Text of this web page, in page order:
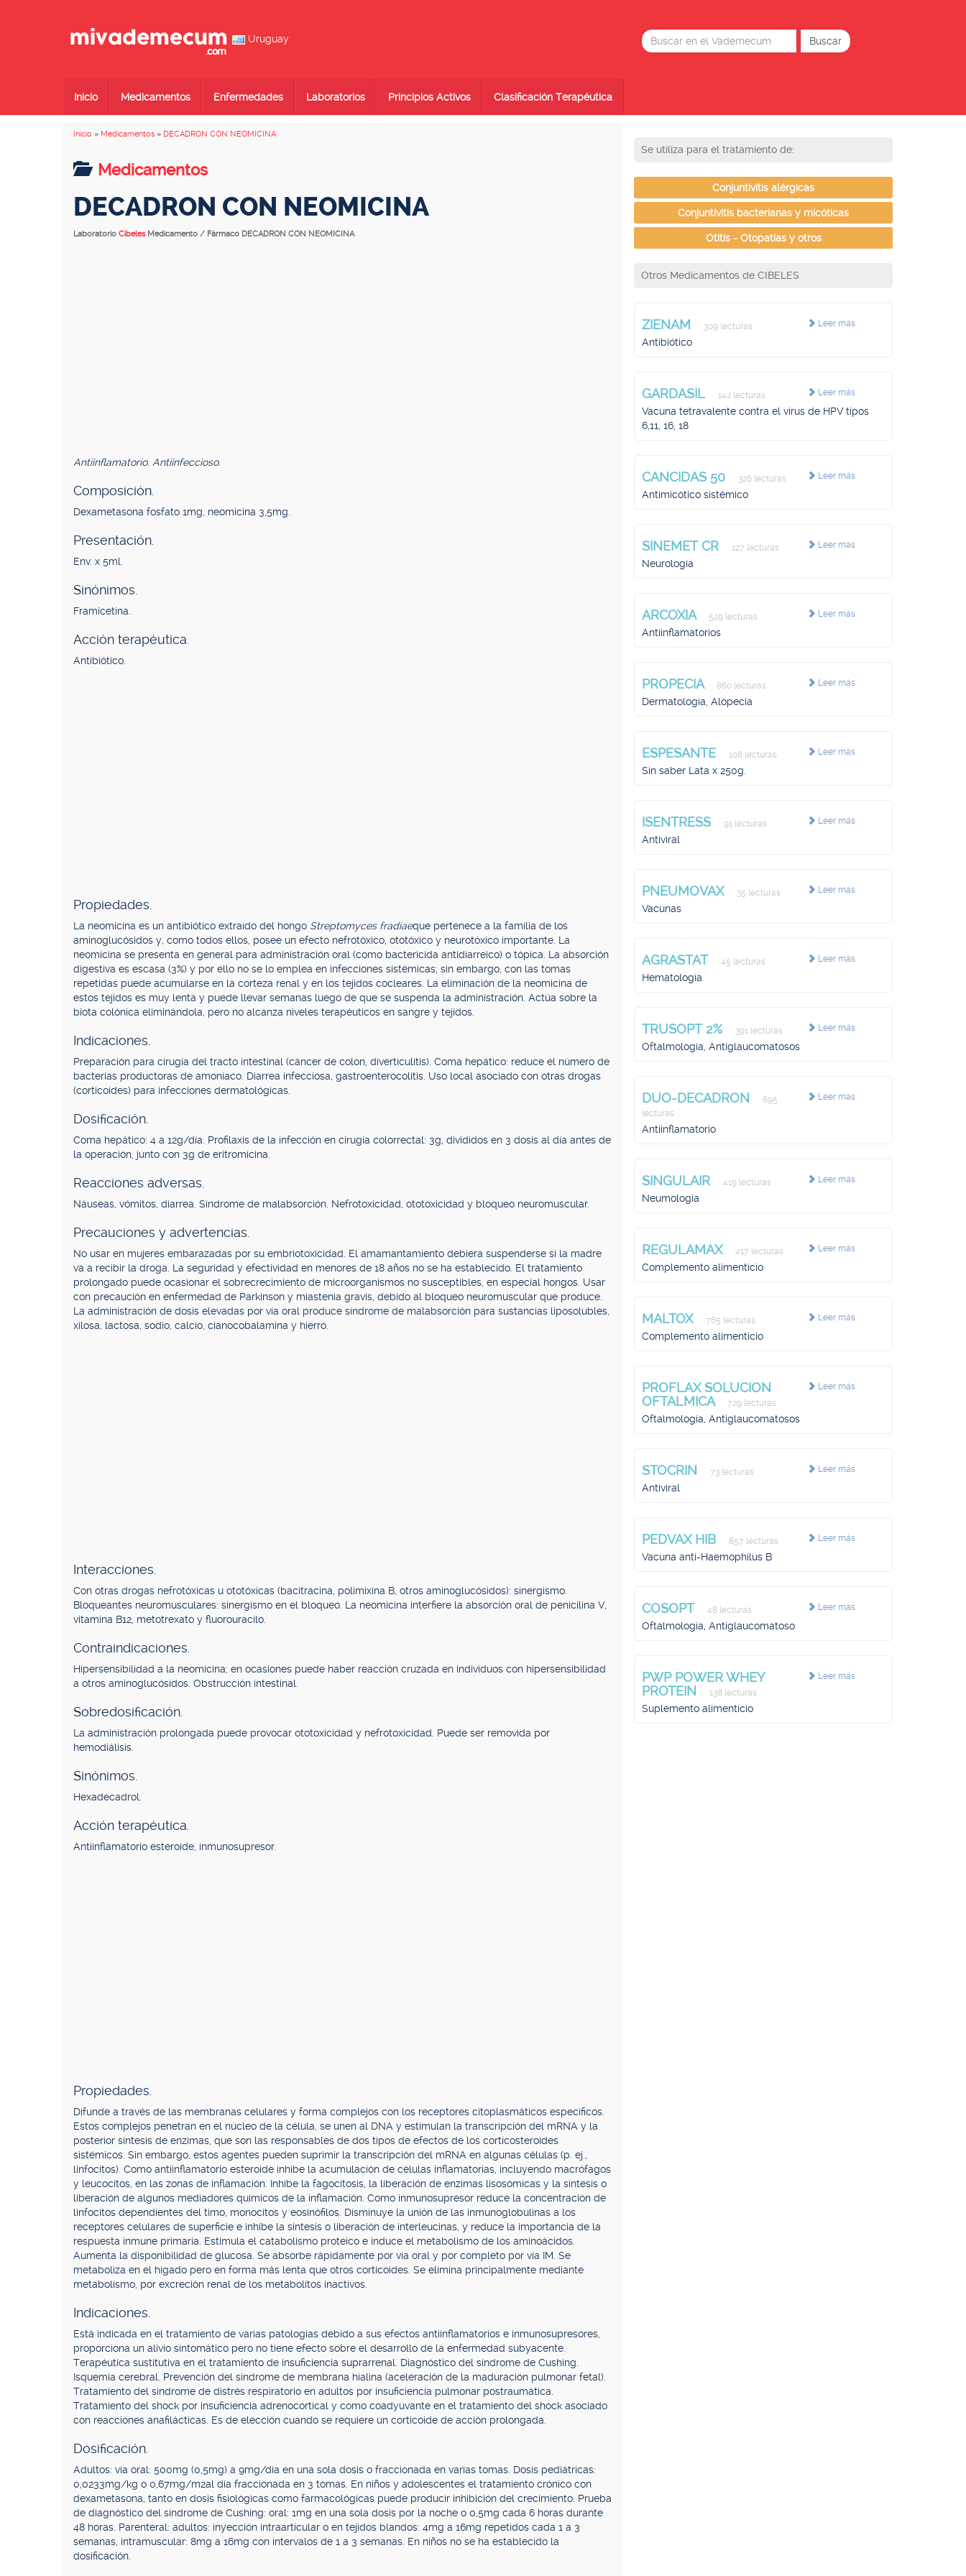
Uruguay
Inicio Medicamentos Enfermedades Laboratorios Principios Activos Clasificación Terapéutica
Inicio » Medicamentos » DECADRON CON NEOMICINA
Medicamentos
DECADRON CON NEOMICINA
Laboratorio Cibeles Medicamento / Fármaco DECADRON CON NEOMICINA
Antiinflamatorio. Antiinfeccioso.
Composición.
Dexametasona fosfato 1mg, neomicina 3,5mg.
Presentación.
Env. x 5ml.
Sinónimos.
Framicetina.
Acción terapéutica.
Antibiótico.
Propiedades.
La neomicina es un antibiótico extraído del hongo Streptomyces fradiaeque pertenece a la familia de los
aminoglucósidos y, como todos ellos, posee un efecto nefrotóxico, ototóxico y neurotóxico importante. La
neomicina se presenta en general para administración oral (como bactericida antidiarreico) o tópica. La absorción
digestiva es escasa (3%) y por ello no se lo emplea en infecciones sistémicas; sin embargo, con las tomas
repetidas puede acumularse en la corteza renal y en los tejidos cocleares. La eliminación de la neomicina de
estos tejidos es muy lenta y puede llevar semanas luego de que se suspenda la administración. Actúa sobre la
biota colónica eliminándola, pero no alcanza niveles terapéuticos en sangre y tejidos.
Indicaciones.
Preparación para cirugía del tracto intestinal (cáncer de colon, diverticulitis). Coma hepático: reduce el número de
bacterias productoras de amoníaco. Diarrea infecciosa, gastroenterocolitis. Uso local asociado con otras drogas
(corticoides) para infecciones dermatológicas.
Dosificación.
Coma hepático: 4 a 12g/día. Profilaxis de la infección en cirugía colorrectal: 3g, divididos en 3 dosis al día antes de
la operación, junto con 3g de eritromicina.
Reacciones adversas.
Náuseas, vómitos, diarrea. Síndrome de malabsorción. Nefrotoxicidad, ototoxicidad y bloqueo neuromuscular.
Precauciones y advertencias.
No usar en mujeres embarazadas por su embriotoxicidad. El amamantamiento debiera suspenderse si la madre
va a recibir la droga. La seguridad y efectividad en menores de 18 años no se ha establecido. El tratamiento
prolongado puede ocasionar el sobrecrecimiento de microorganismos no susceptibles, en especial hongos. Usar
con precaución en enfermedad de Parkinson y miastenia gravis, debido al bloqueo neuromuscular que produce.
La administración de dosis elevadas por vía oral produce síndrome de malabsorción para sustancias liposolubles,
xilosa, lactosa, sodio, calcio, cianocobalamina y hierro.
Interacciones.
Con otras drogas nefrotóxicas u ototóxicas (bacitracina, polimixina B, otros aminoglucósidos): sinergismo.
Bloqueantes neuromusculares: sinergismo en el bloqueo. La neomicina interfiere la absorción oral de penicilina V,
vitamina B12, metotrexato y fluorouracilo.
Contraindicaciones.
Hipersensibilidad a la neomicina; en ocasiones puede haber reacción cruzada en individuos con hipersensibilidad
a otros aminoglucósidos. Obstrucción intestinal.
Sobredosificación.
La administración prolongada puede provocar ototoxicidad y nefrotoxicidad. Puede ser removida por
hemodiálisis.
Sinónimos.
Hexadecadrol.
Acción terapéutica.
Antiinflamatorio esteroide, inmunosupresor.
Propiedades.
Difunde a través de las membranas celulares y forma complejos con los receptores citoplasmáticos específicos.
Estos complejos penetran en el núcleo de la célula, se unen al DNA y estimulan la transcripción del mRNA y la
posterior síntesis de enzimas, que son las responsables de dos tipos de efectos de los corticosteroides
sistémicos. Sin embargo, estos agentes pueden suprimir la transcripción del mRNA en algunas células (p. ej.,
linfocitos). Como antiinflamatorio esteroide inhibe la acumulación de células inflamatorias, incluyendo macrófagos
y leucocitos, en las zonas de inflamación. Inhibe la fagocitosis, la liberación de enzimas lisosómicas y la síntesis o
liberación de algunos mediadores químicos de la inflamación. Como inmunosupresor reduce la concentración de
linfocitos dependientes del timo, monocitos y eosinófilos. Disminuye la unión de las inmunoglobulinas a los
receptores celulares de superficie e inhibe la síntesis o liberación de interleucinas, y reduce la importancia de la
respuesta inmune primaria. Estimula el catabolismo proteico e induce el metabolismo de los aminoácidos.
Aumenta la disponibilidad de glucosa. Se absorbe rápidamente por vía oral y por completo por vía IM. Se
metaboliza en el hígado pero en forma más lenta que otros corticoides. Se elimina principalmente mediante
metabolismo, por excreción renal de los metabolitos inactivos.
Indicaciones.
Está indicada en el tratamiento de varias patologías debido a sus efectos antiinflamatorios e inmunosupresores,
proporciona un alivio sintomático pero no tiene efecto sobre el desarrollo de la enfermedad subyacente.
Terapéutica sustitutiva en el tratamiento de insuficiencia suprarrenal. Diagnóstico del síndrome de Cushing.
Isquemia cerebral. Prevención del síndrome de membrana hialina (aceleración de la maduración pulmonar fetal).
Tratamiento del síndrome de distrés respiratorio en adultos por insuficiencia pulmonar postraumática.
Tratamiento del shock por insuficiencia adrenocortical y como coadyuvante en el tratamiento del shock asociado
con reacciones anafilácticas. Es de elección cuando se requiere un corticoide de acción prolongada.
Dosificación.
Adultos: vía oral: 500mg (0,5mg) a 9mg/día en una sola dosis o fraccionada en varias tomas. Dosis pediátricas:
0,0233mg/kg o 0,67mg/m2al día fraccionada en 3 tomas. En niños y adolescentes el tratamiento crónico con
dexametasona, tanto en dosis fisiológicas como farmacológicas puede producir inhibición del crecimiento. Prueba
de diagnóstico del síndrome de Cushing: oral: 1mg en una sola dosis por la noche o 0,5mg cada 6 horas durante
48 horas. Parenteral: adultos: inyección intraarticular o en tejidos blandos: 4mg a 16mg repetidos cada 1 a 3
semanas, intramuscular: 8mg a 16mg con intervalos de 1 a 3 semanas. En niños no se ha establecido la
dosificación.
Se utiliza para el tratamiento de:
Conjuntivitis alérgicas
Conjuntivitis bacterianas y micóticas
Otitis - Otopatías y otros
Otros Medicamentos de CIBELES
Leer más
ZIENAM 309 lecturas
Antibiótico
Leer más
GARDASIL 142 lecturas
Vacuna tetravalente contra el virus de HPV tipos
6,11, 16, 18
Leer más
CANCIDAS 50 326 lecturas
Antimicótico sistémico
Leer más
SINEMET CR 127 lecturas
Neurología
Leer más
ARCOXIA 529 lecturas
Antiinflamatorios
Leer más
PROPECIA 860 lecturas
Dermatología, Alopecia
Leer más
ESPESANTE 106 lecturas
Sin saber Lata x 250g.
Leer más
ISENTRESS 91 lecturas
Antiviral
Leer más
PNEUMOVAX 35 lecturas
Vacunas
Leer más
AGRASTAT 45 lecturas
Hematología
Leer más
TRUSOPT 2% 391 lecturas
Oftalmología, Antiglaucomatosos
Leer más
DUO-DECADRON
695
lecturas
Antiinflamatorio
Leer más
SINGULAIR 419 lecturas
Neumología
Leer más
REGULAMAX 417 lecturas
Complemento alimenticio
Leer más
MALTOX 765 lecturas
Complemento alimenticio
Leer más
PROFLAX SOLUCION
OFTALMICA
729 lecturas
Oftalmología, Antiglaucomatosos
Leer más
STOCRIN 73 lecturas
Antiviral
Leer más
PEDVAX HIB 857 lecturas
Vacuna anti-Haemophilus B
Leer más
COSOPT 48 lecturas
Oftalmología, Antiglaucomatoso
Leer más
PWP POWER WHEY
PROTEIN
138 lecturas
Suplemento alimenticio